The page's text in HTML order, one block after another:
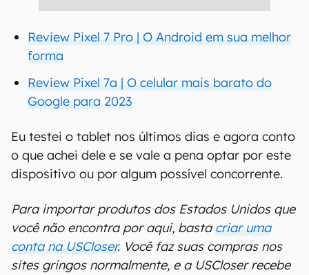
Review Pixel 7 Pro | O Android em sua melhor
forma
Review Pixel 7a | O celular mais barato do
Google para 2023
Eu testei o tablet nos últimos dias e agora conto
o que achei dele e se vale a pena optar por este
dispositivo ou por algum possível concorrente.
Para importar produtos dos Estados Unidos que
você não encontra por aqui, basta criar uma
conta na USCloser. Você faz suas compras nos
sites gringos normalmente, e a USCloser recebe